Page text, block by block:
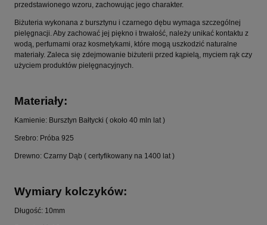
przedstawionego wzoru, zachowując jego charakter.
Biżuteria wykonana z bursztynu i czarnego dębu wymaga szczególnej
pielęgnacji. Aby zachować jej piękno i trwałość, należy unikać kontaktu z
wodą, perfumami oraz kosmetykami, które mogą uszkodzić naturalne
materiały. Zaleca się zdejmowanie biżuterii przed kąpielą, myciem rąk czy
użyciem produktów pielęgnacyjnych.
Materiały:
Kamienie: Bursztyn Bałtycki ( około 40 mln lat )
Srebro: Próba 925
Drewno: Czarny Dąb ( certyfikowany na 1400 lat )
Wymiary kolczyków:
Długość: 10mm